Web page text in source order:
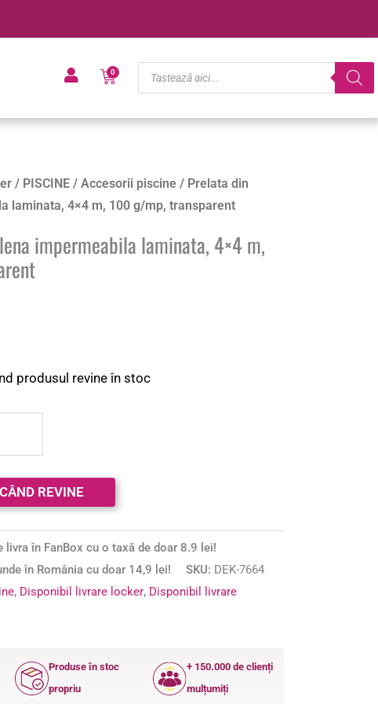
0
Cart
Products
search
/ PISCINE /Accesorii piscine / Prelata din
laminata, 4×4 m, 100 g/mp, transparent
impermeabila laminata, 4×4 m,
produsul revine în stoc
în FanBox cu o taxă de doar 8.9 lei!
în România cu doar 14,9 lei!
SKU: DEK-7664
, Disponibil livrare locker, Disponibil livrare
Produse în stoc
propriu
+ 150.000 de clienți
mulțumiți